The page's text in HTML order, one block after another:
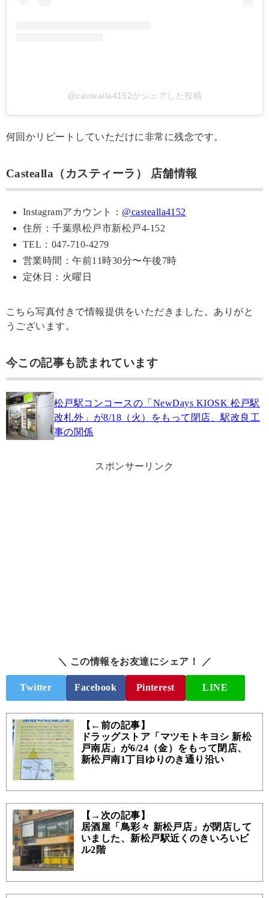
@castealla4152がシェアした投稿
何回かリピートしていただけに非常に残念です。
Castealla（カスティーラ） 店舗情報
Instagramアカウント： @castealla4152
住所：千葉県松戸市新松戸4-152
TEL：047-710-4279
営業時間：午前11時30分〜午後7時
定休日：火曜日
こちら写真付きで情報提供をいただきました。ありがと
うございます。
今この記事も読まれています
松戸駅コンコースの「NewDays KIOSK 松戸駅
改札外」が8/18（火）をもって閉店、駅改良工
事の関係
スポンサーリンク
＼ この情報をお友達にシェア！ ／
Twitter Facebook Pinterest LINE
【←前の記事】
ドラッグストア「マツモトキヨシ 新松
戸南店」が6/24（金）をもって閉店、
新松戸南1丁目ゆりのき通り沿い
【→次の記事】
居酒屋「鳥彩々 新松戸店」が閉店して
いました、新松戸駅近くのきいろいビ
ル2階